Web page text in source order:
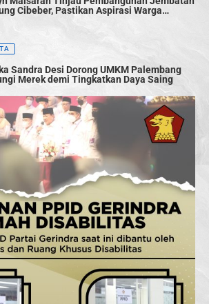
Cibeber, Pastikan Aspirasi Warga
Sandra Desi Dorong UMKM Palembang
Merek demi Tingkatkan Daya Saing